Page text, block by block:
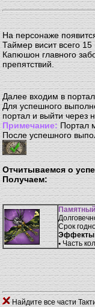
На персонаже
Таймер висит всего
Капюшон главного
препятствий.
Далее входим в
Для успешного
портал и выйти через
Примечание:Портал
После успешного
Отчитываемся о
Получаем:
Срок
Эффекты
• Часть
Найдите все части